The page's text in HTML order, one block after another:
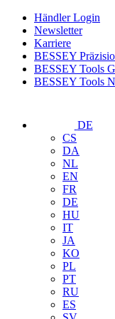
Händler Login
Newsletter
Karriere
BESSEY
BESSEY Tools
BESSEY Tools
DE
CS
DA
NL
EN
FR
DE
HU
IT
JA
KO
PL
PT
RU
ES